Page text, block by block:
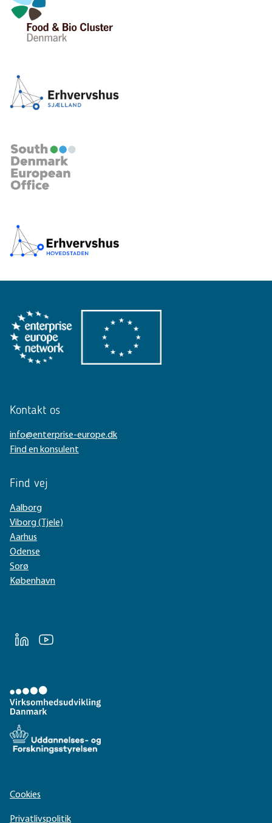
Kontakt os
info@enterprise-europe.dk
Find en konsulent
Find vej
Aalborg
Viborg (Tjele)
Aarhus
Odense
Sorø
København
LinkedInYoutube
Cookies
Privatlivspolitik